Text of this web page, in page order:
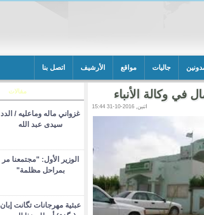
جاليات مواقع الأرشيف اتصل بنا
في وكالة الأنباء
اثنين, 2016-10-31 15:44
مقالات
غزواني ماله وماعليه / الدد
سيدى عبد الله
الوزير الأول: "مجتمعنا مر
بمراحل مظلمة"
عبثية مهرجانات تگانت إبان